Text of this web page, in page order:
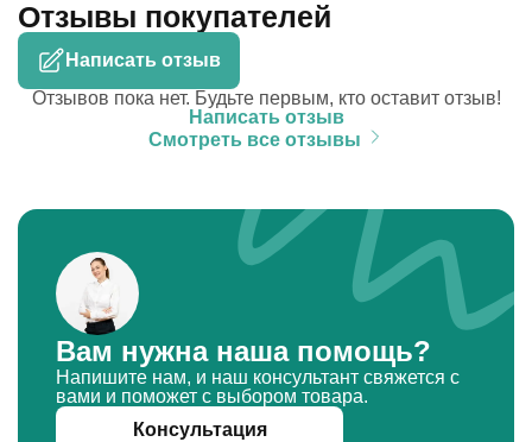
Отзывы покупателей
Написать отзыв
Отзывов пока нет. Будьте первым, кто оставит отзыв!
Написать отзыв
Смотреть все отзывы
Вам нужна наша помощь?
Напишите нам, и наш консультант свяжется с
вами и поможет с выбором товара.
Консультация